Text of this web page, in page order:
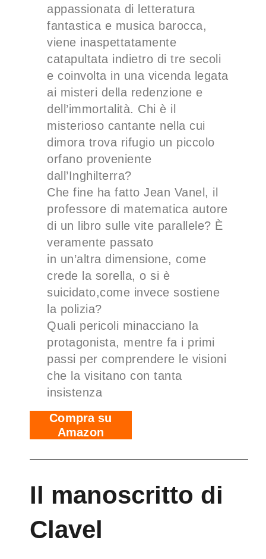
appassionata di letteratura
fantastica e musica barocca,
viene inaspettatamente
catapultata indietro di tre secoli
e coinvolta in una vicenda legata
ai misteri della redenzione e
dell’immortalità. Chi è il
misterioso cantante nella cui
dimora trova rifugio un piccolo
orfano proveniente
dall’Inghilterra?
Che fine ha fatto Jean Vanel, il
professore di matematica autore
di un libro sulle vite parallele? È
veramente passato
in un’altra dimensione, come
crede la sorella, o si è
suicidato,come invece sostiene
la polizia?
Quali pericoli minacciano la
protagonista, mentre fa i primi
passi per comprendere le visioni
che la visitano con tanta
insistenza
Compra su
Amazon
Il manoscritto di
Clavel